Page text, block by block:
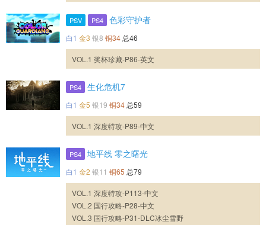
PSV PS4 色彩守护者
白1 金3 银8 铜34 总46
VOL.1 奖杯珍藏-P86-英文
PS4 生化危机7
白1 金5 银19 铜34 总59
VOL.1 深度特攻-P89-中文
PS4 地平线 零之曙光
白1 金2 银11 铜65 总79
VOL.1 深度特攻-P113-中文
VOL.2 国行攻略-P28-中文
VOL.3 国行攻略-P31-DLC冰尘雪野